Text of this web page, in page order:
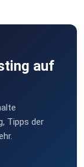
auf
Tipps der